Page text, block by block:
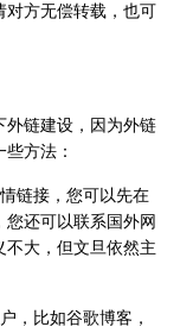
对方无偿转载，也可
链建设，因为外链
方法：
链接，您可以先在
您还可以联系国外网
大，但文旦依然主
比如谷歌博客，